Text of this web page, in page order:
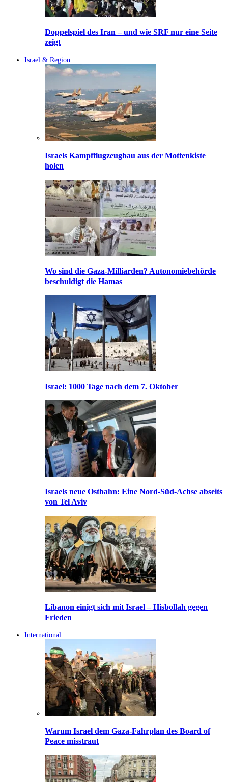
Doppelspiel des Iran – und wie SRF nur eine Seite
zeigt
Israel & Region
Israels Kampfflugzeugbau aus der Mottenkiste
holen
Wo sind die Gaza-Milliarden? Autonomiebehörde
beschuldigt die Hamas
Israel: 1000 Tage nach dem 7. Oktober
Israels neue Ostbahn: Eine Nord-Süd-Achse abseits
von Tel Aviv
Libanon einigt sich mit Israel – Hisbollah gegen
Frieden
International
Warum Israel dem Gaza-Fahrplan des Board of
Peace misstraut